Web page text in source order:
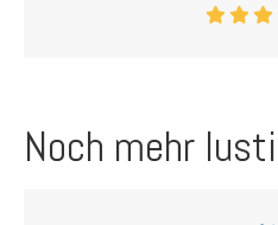
Noch mehr